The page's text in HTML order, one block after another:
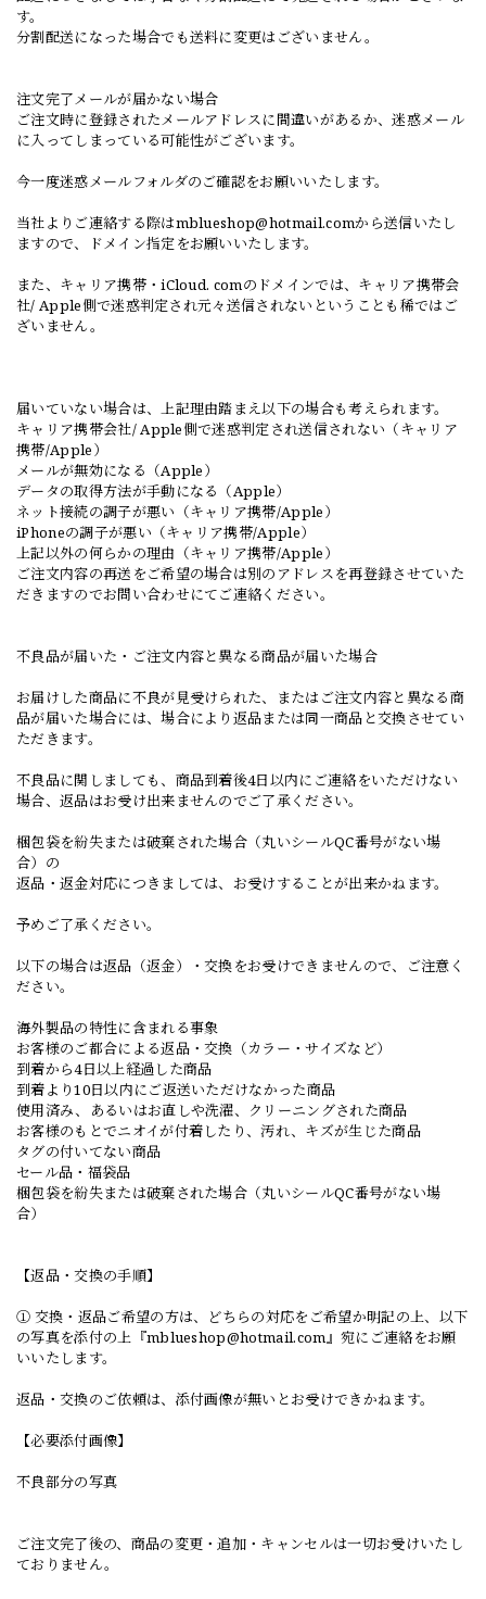
す。
分割配送になった場合でも送料に変更はございません。
注文完了メールが届かない場合
ご注文時に登録されたメールアドレスに間違いがあるか、迷惑メール
に入ってしまっている可能性がございます。
今一度迷惑メールフォルダのご確認をお願いいたします。
当社よりご連絡する際はmblueshop@hotmail.comから送信いたし
ますので、ドメイン指定をお願いいたします。
また、キャリア携帯・iCloud. comのドメインでは、キャリア携帯会
社/ Apple側で迷惑判定され元々送信されないということも稀ではご
ざいません。
届いていない場合は、上記理由踏まえ以下の場合も考えられます。
キャリア携帯会社/ Apple側で迷惑判定され送信されない（キャリア
携帯/Apple）
メールが無効になる（Apple）
データの取得方法が手動になる（Apple）
ネット接続の調子が悪い（キャリア携帯/Apple）
iPhoneの調子が悪い（キャリア携帯/Apple）
上記以外の何らかの理由（キャリア携帯/Apple）
ご注文内容の再送をご希望の場合は別のアドレスを再登録させていた
だきますのでお問い合わせにてご連絡ください。
不良品が届いた・ご注文内容と異なる商品が届いた場合
お届けした商品に不良が見受けられた、またはご注文内容と異なる商
品が届いた場合には、場合により返品または同一商品と交換させてい
ただきます。
不良品に関しましても、商品到着後4日以内にご連絡をいただけない
場合、返品はお受け出来ませんのでご了承ください。
梱包袋を紛失または破棄された場合（丸いシールQC番号がない場
合）の
返品・返金対応につきましては、お受けすることが出来かねます。
予めご了承ください。
以下の場合は返品（返金）・交換をお受けできませんので、ご注意く
ださい。
海外製品の特性に含まれる事象
お客様のご都合による返品・交換（カラー・サイズなど）
到着から4日以上経過した商品
到着より10日以内にご返送いただけなかった商品
使用済み、あるいはお直しや洗濯、クリーニングされた商品
お客様のもとでニオイが付着したり、汚れ、キズが生じた商品
タグの付いてない商品
セール品・福袋品
梱包袋を紛失または破棄された場合（丸いシールQC番号がない場
合）
【返品・交換の手順】
① 交換・返品ご希望の方は、どちらの対応をご希望か明記の上、以下
の写真を添付の上『mblueshop@hotmail.com』宛にご連絡をお願
いいたします。
返品・交換のご依頼は、添付画像が無いとお受けできかねます。
【必要添付画像】
不良部分の写真
ご注文完了後の、商品の変更・追加・キャンセルは一切お受けいたし
ておりません。